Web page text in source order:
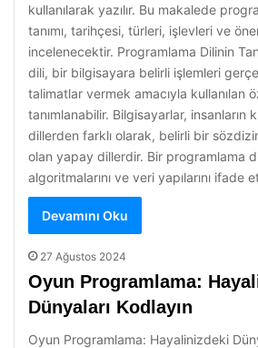
kullanılarak yazılır. Bu makalede
tanımı, tarihçesi, türleri, işlevleri ve
incelenecektir. Programlama Dilinin
dili, bir bilgisayara belirli işlemleri
talimatlar vermek amacıyla kullanılan
tanımlanabilir. Bilgisayarlar, insanların
dillerden farklı olarak, belirli bir
olan yapay dillerdir. Bir programlama
algoritmalarını ve veri yapılarını ifade
Devamını Oku
27 Ağustos 2024
Oyun Programlama:
Dünyaları Kodlayın
Oyun Programlama: Hayalinizdeki